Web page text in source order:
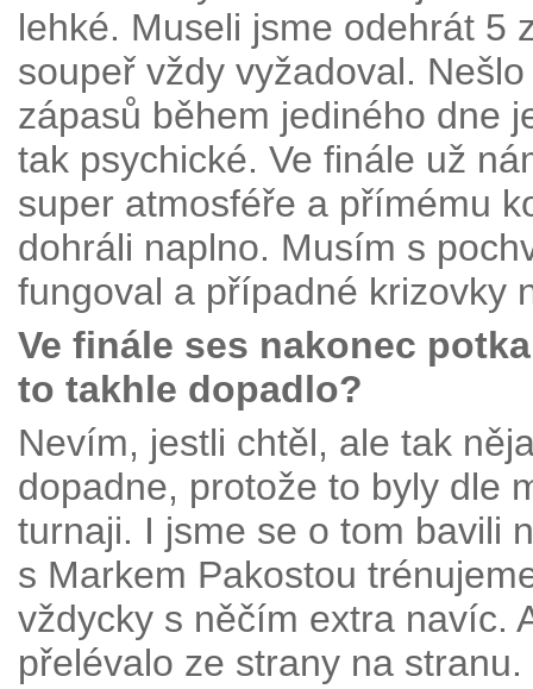
lehké. Museli jsme odehrát 5
soupeř vždy vyžadoval.
zápasů během jediného dne
tak psychické. Ve finále už
super atmosféře a přímému
dohráli naplno. Musím s
fungoval a případné krizovky
Ve finále ses nakonec
to takhle dopadlo?
Nevím, jestli chtěl, ale tak
dopadne, protože to byly dle
turnaji. I jsme se o tom bavili
s Markem Pakostou
vždycky s něčím extra navíc.
přelévalo ze strany na stranu.